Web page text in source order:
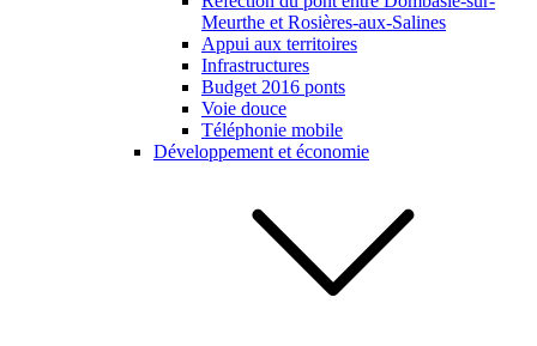
Meurthe et Rosières-aux-Salines
Appui aux territoires
Infrastructures
Budget 2016 ponts
Voie douce
Téléphonie mobile
Développement et économie